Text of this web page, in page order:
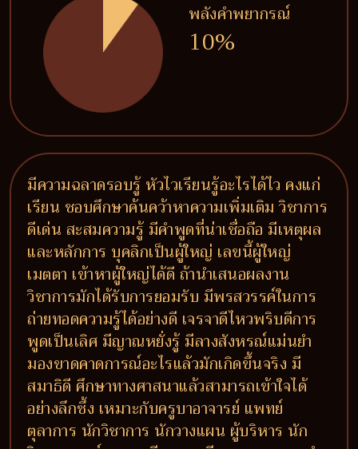
พลังคำพยากรณ์
10%
มีความฉลาดรอบรู้ หัวไวเรียนรู้อะไรได้ไว คงแก่
เรียน ชอบศึกษาค้นคว้าหาความเพิ่มเติม วิชาการ
ดีเด่น สะสมความรู้ มีคำพูดที่น่าเชื่อถือ มีเหตุผล
และหลักการ บุคลิกเป็นผู้ใหญ่ เลขนี้ผู้ใหญ่
เมตตา เข้าหาผู้ใหญ่ได้ดี ถ้านำเสนอผลงาน
วิชาการมักได้รับการยอมรับ มีพรสวรรค์ในการ
ถ่ายทอดความรู้ได้อย่างดี เจรจาดีไหวพริบดีการ
พูดเป็นเลิศ มีญาณหยั่งรู้ มีลางสังหรณ์แม่นยำ
มองขาดคาดการณ์อะไรแล้วมักเกิดขึ้นจริง มี
สมาธิดี ศึกษาทางศาสนาแล้วสามารถเข้าใจได้
อย่างลึกซึ้ง เหมาะกับครูบาอาจารย์ แพทย์
ตุลาการ นักวิชาการ นักวางแผน ผู้บริหาร นัก